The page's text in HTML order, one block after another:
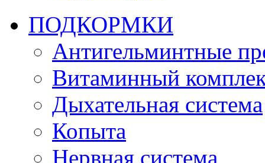
ПОДКОРМКИ
Антигельминтные
Витаминный
Дыхательная система
Копыта
Нервная система